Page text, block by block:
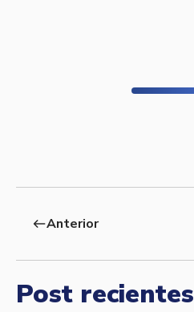
westAnterior
Post recientes